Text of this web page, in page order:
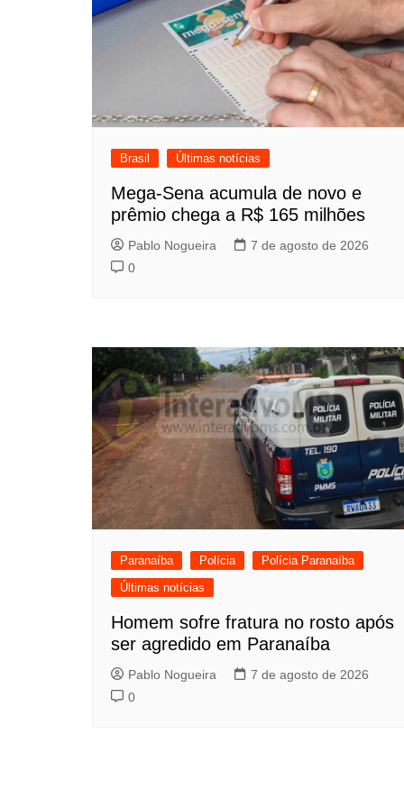
Brasil Últimas notícias
Mega-Sena acumula de novo e
prêmio chega a R$ 165 milhões
Pablo Nogueira
7 de agosto de 2026
0
Paranaíba Polícia
Polícia Paranaíba
Últimas notícias
Homem sofre fratura no rosto após
ser agredido em Paranaíba
Pablo Nogueira
7 de agosto de 2026
0